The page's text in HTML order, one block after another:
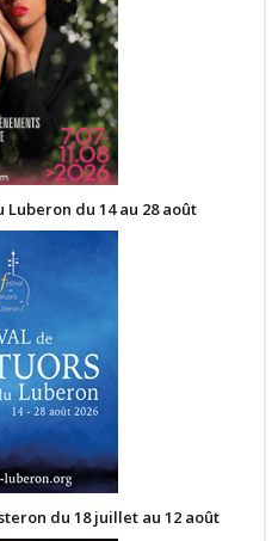
du 14 au 28 août
du 18 juillet au 12 août